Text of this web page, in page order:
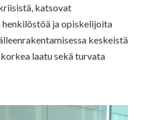
katsovat
henkilöstöä ja opiskelijoita
keskeistä
laatu sekä turvata